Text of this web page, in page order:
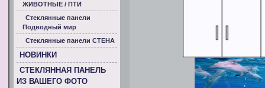
ЖИВОТНЫЕ / ПТИ
Стеклянные панели
Подводный мир
Стеклянные панели СТЕНА
НОВИНКИ
СТЕКЛЯННАЯ ПАНЕЛЬ
ИЗ ВАШЕГО ФОТО